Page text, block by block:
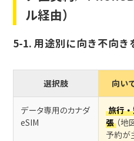
ル経由）
5-1. 用途別に向き不向き
選択肢 向い
データ専用のカナダ
eSIM
旅行
張 （
予約が